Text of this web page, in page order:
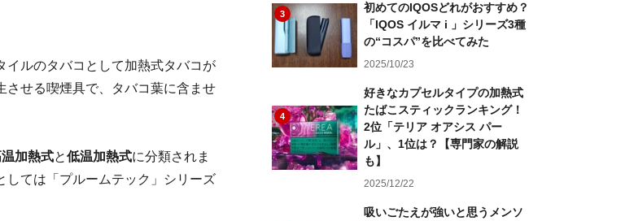
イルのタバコとして加熱式タバコが
させる喫煙具で、タバコ葉に含ませ
加熱式と低温加熱式に分類されま
しては「プルームテック」シリーズ
3
初めてのIQOSどれがおすすめ？
「IQOS イルマ i 」シリーズ3種
の“コスパ”を比べてみた
2025/10/23
4
好きなカプセルタイプの加熱式
たばこスティックランキング！
2位「テリア オアシス パー
ル」、1位は？【専門家の解説
も】
2025/12/22
吸いごたえが強いと思うメンソ